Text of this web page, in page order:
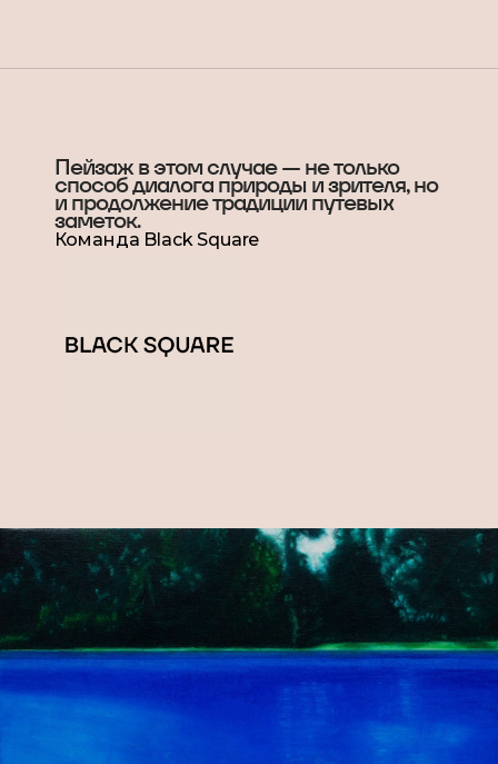
Пейзаж в этом случае — не только
способ диалога природы и зрителя, но
и продолжение традиции путевых
заметок.
Команда Black Square